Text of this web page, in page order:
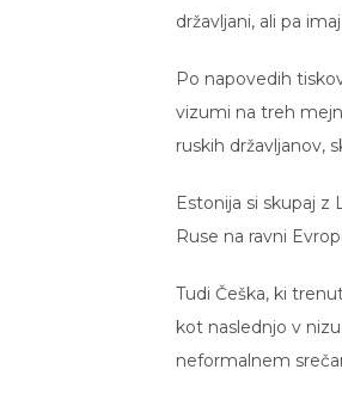
državljani, ali pa
Po napovedih
vizumi na treh
ruskih državljanov,
Estonija si skupaj
Ruse na ravni
Tudi Češka, ki
kot naslednjo v
neformalnem